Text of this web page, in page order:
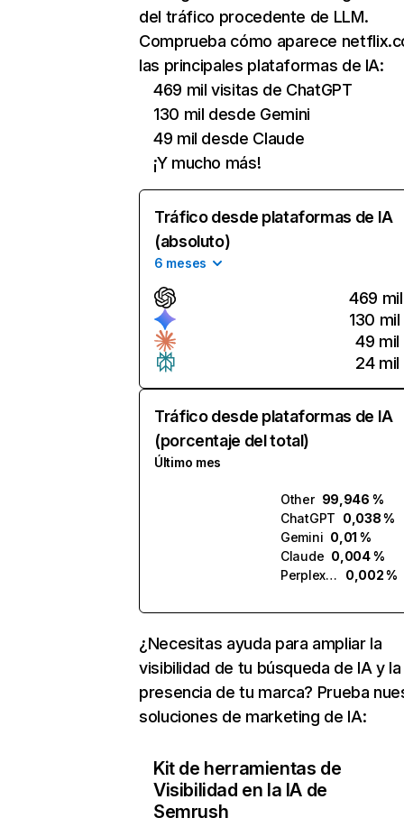
del tráfico procedente de LLM.
Comprueba cómo aparece
las principales plataformas de IA:
469 mil visitas de ChatGPT
130 mil desde Gemini
49 mil desde Claude
¡Y mucho más!
Tráfico desde plataformas de IA
(absoluto)
6 meses
469 mil
130 mil
49 mil
24 mil
Tráfico desde plataformas de IA
(porcentaje del total)
Último mes
Other 99,946 %
ChatGPT 0,038 %
Gemini 0,01 %
Claude 0,004 %
Perplexity
0,002 %
¿Necesitas ayuda para ampliar la
visibilidad de tu búsqueda de IA y la
presencia de tu marca? Prueba
soluciones de marketing de IA:
Kit de herramientas de
Visibilidad en la IA de
Semrush